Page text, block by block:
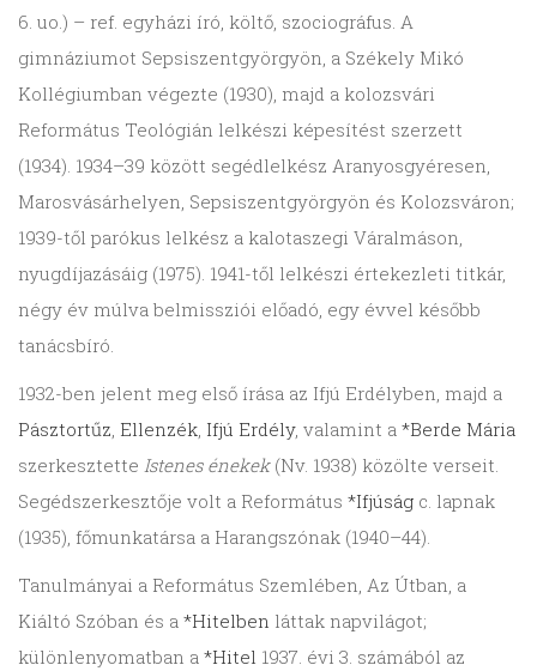
6. uo.) – ref. egyházi író, költő, szociográfus. A
gimnáziumot Sepsiszentgyörgyön, a Székely Mikó
Kollégiumban végezte (1930), majd a kolozsvári
Református Teológián lelkészi képesítést szerzett
(1934). 1934–39 között segédlelkész Aranyosgyéresen,
Marosvásárhelyen, Sepsiszentgyörgyön és Kolozsváron;
1939-től parókus lelkész a kalotaszegi Váralmáson,
nyugdíjazásáig (1975). 1941-től lelkészi értekezleti titkár,
négy év múlva belmissziói előadó, egy évvel később
tanácsbíró.
1932-ben jelent meg első írása az Ifjú Erdélyben, majd a
Pásztortűz, Ellenzék, Ifjú Erdély, valamint a *Berde Mária
szerkesztette Istenes énekek(Nv. 1938) közölte verseit.
Segédszerkesztője volt a Református *Ifjúság c. lapnak
(1935), főmunkatársa a Harangszónak (1940–44).
Tanulmányai a Református Szemlében, Az Útban, a
Kiáltó Szóban és a *Hitelben láttak napvilágot;
különlenyomatban a *Hitel 1937. évi 3. számából az